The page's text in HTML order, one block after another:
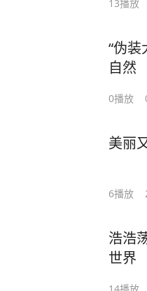
13播放
“伪
自然
0播放
美丽
6播放
浩浩
世界